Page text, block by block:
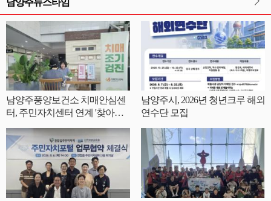
남양주풍양보건소 치매안심센
터, 주민자치센터 연계 '찾아가
남양주시, 2026년 청년크루 해외
연수단 모집